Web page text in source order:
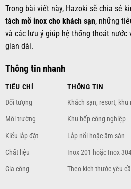
Trong bài viết này, Hazoki sẽ chia sẻ
tách mỡ inox cho khách sạn, những
và các lưu ý giúp hệ thống thoát nước
gian dài.
Thông tin nhanh
TIÊU CHÍ
THÔNG TIN
Đối tượng
Khách sạn, resort,
Môi trường
Khu bếp công nghiệp
Kiểu lắp đặt
Lắp nổi hoặc âm sàn
Chất liệu
Inox 201 hoặc Inox
Gia công
Theo kích thước yêu